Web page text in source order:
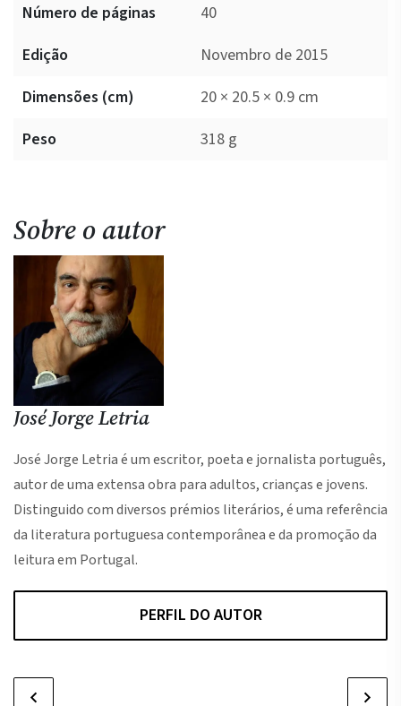
Número de páginas
40
Edição
Novembro de 2015
Dimensões (cm)
20 × 20.5 × 0.9 cm
Peso
318 g
Sobre o autor
José Jorge Letria
José Jorge Letria é um escritor, poeta e jornalista português,
autor de uma extensa obra para adultos, crianças e jovens.
Distinguido com diversos prémios literários, é uma referência
da literatura portuguesa contemporânea e da promoção da
leitura em Portugal.
PERFIL DO AUTOR